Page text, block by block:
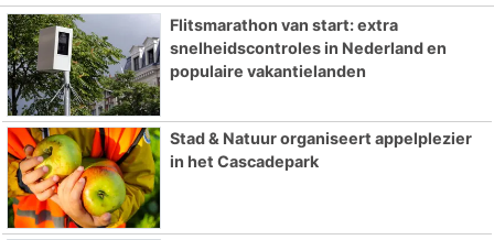
Flitsmarathon van start: extra
snelheidscontroles in Nederland en
populaire vakantielanden
Stad & Natuur organiseert appelplezier
in het Cascadepark